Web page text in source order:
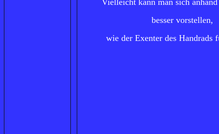
Vielleicht kann man sich
besser vorstellen,
wie der Exenter des Handrads